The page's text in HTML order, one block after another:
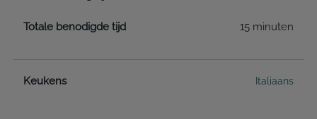
Totale benodigde tijd 15 minuten
Keukens Italiaans